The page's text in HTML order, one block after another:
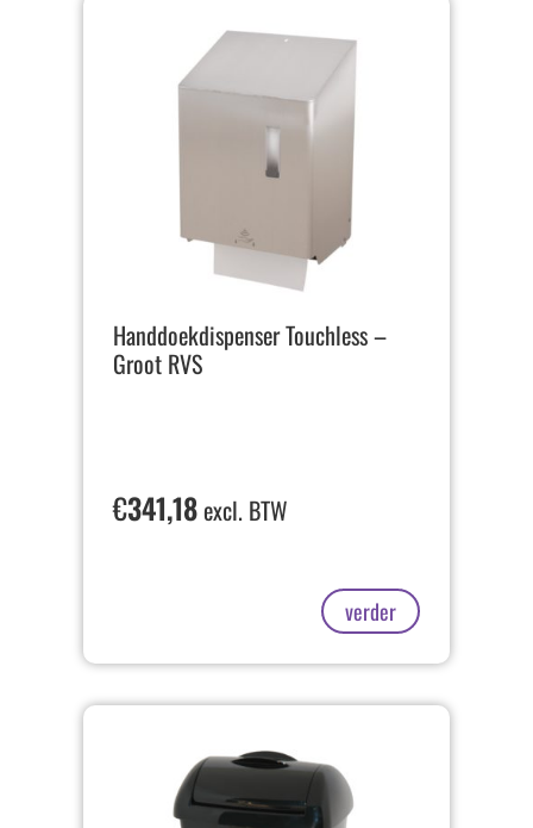
Handdoekdispenser Touchless –
Groot RVS
€341,18excl. BTW
verder